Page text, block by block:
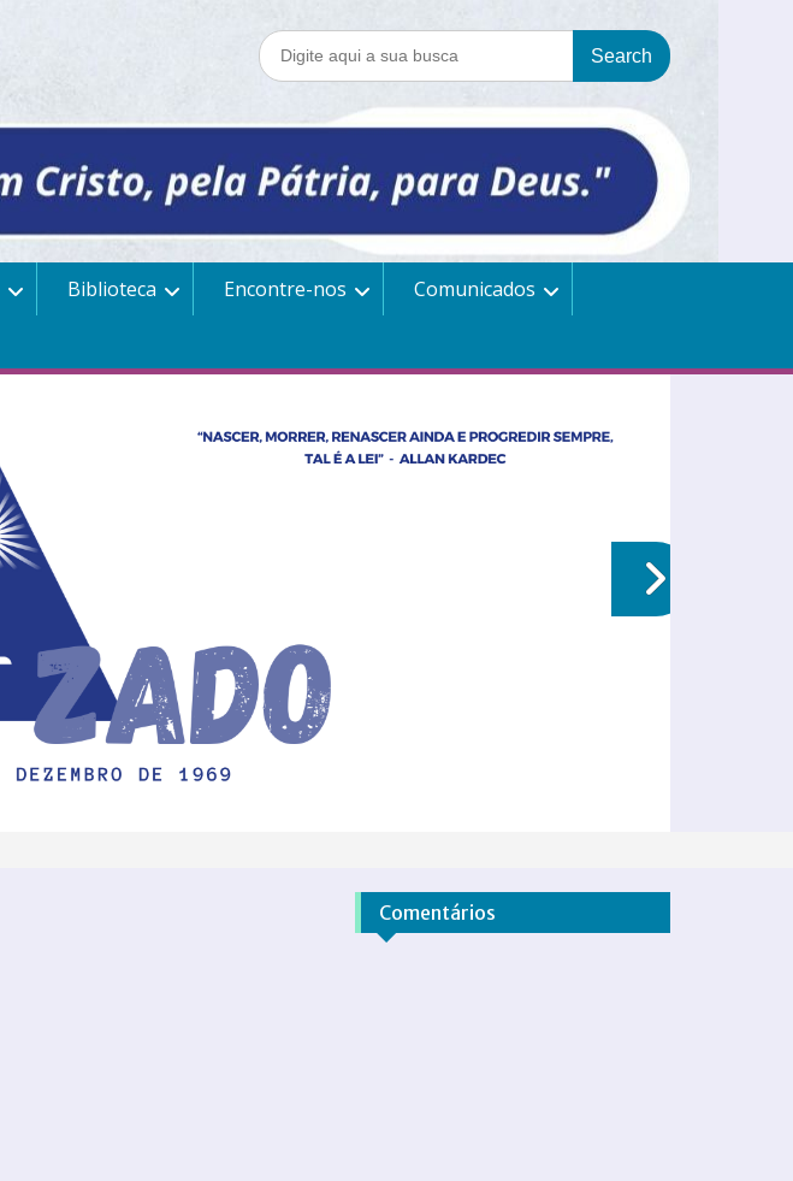
Biblioteca Encontre-nos
Comunicados
Comentários